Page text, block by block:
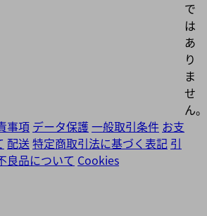
で
は
あ
り
ま
せ
ん。
事項 データ保護 一般取引条件 お支
配送特定商取引法に基づく表記 引
良品について Cookies